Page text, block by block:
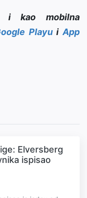
i kao mobilna
PlayuiApp
Elversberg
ispisao